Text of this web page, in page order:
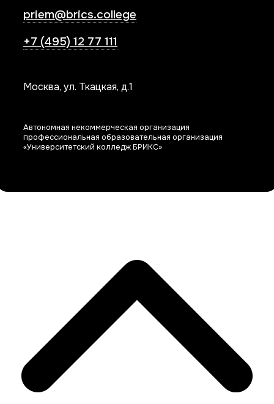
priem@brics.college
+7 (495) 12 77 111
Москва, ул. Ткацкая, д.1
Автономная некоммерческая организация
профессиональная образовательная организация
«Университетский колледж БРИКС»